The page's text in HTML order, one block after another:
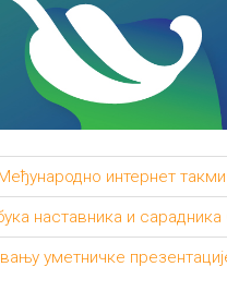
интернет
наставника и
уметничке